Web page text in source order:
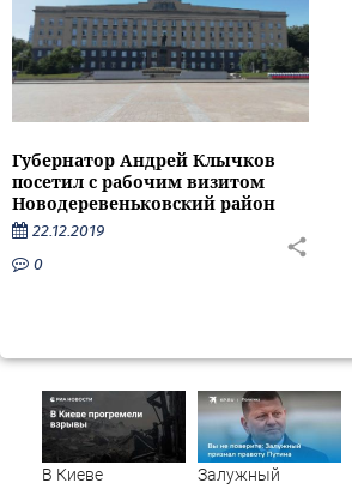
Губернатор Андрей Клычков
посетил с рабочим визитом
Новодеревеньковский район
22.12.2019
0
В Киеве
Залужный